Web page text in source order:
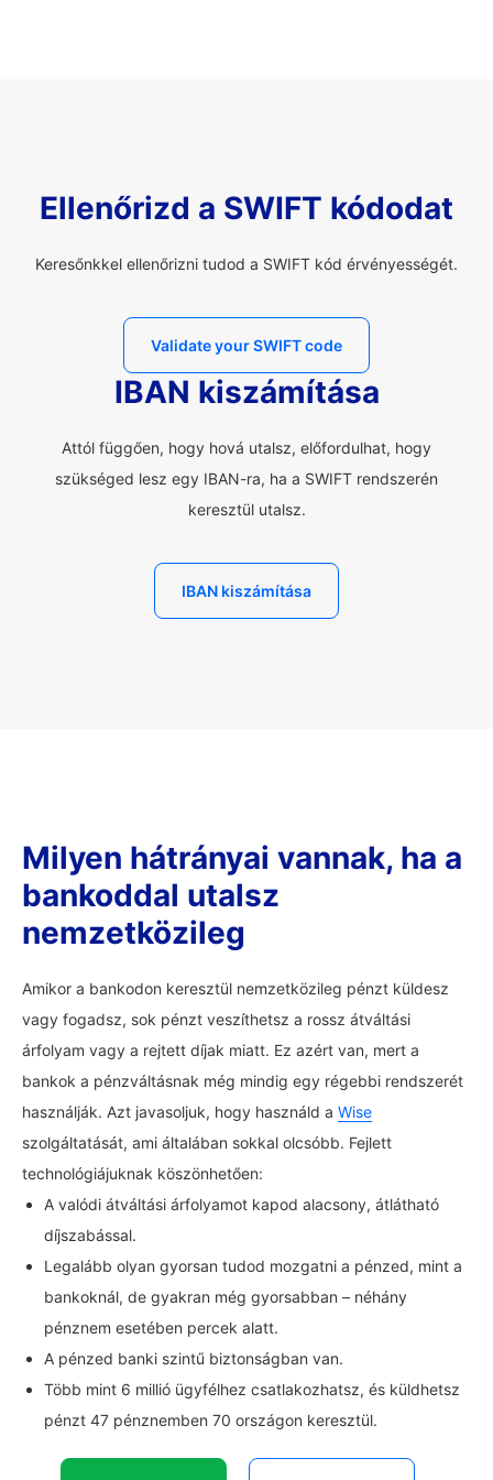
Ellenőrizd a SWIFT kódodat
Keresőnkkel ellenőrizni tudod a SWIFT kód érvényességét.
Validate your SWIFT code
IBAN kiszámítása
Attól függően, hogy hová utalsz, előfordulhat, hogy
szükséged lesz egy IBAN-ra, ha a SWIFT rendszerén
keresztül utalsz.
IBAN kiszámítása
Milyen hátrányai vannak, ha a
bankoddal utalsz
nemzetközileg
Amikor a bankodon keresztül nemzetközileg pénzt küldesz
vagy fogadsz, sok pénzt veszíthetsz a rossz átváltási
árfolyam vagy a rejtett díjak miatt. Ez azért van, mert a
bankok a pénzváltásnak még mindig egy régebbi rendszerét
használják. Azt javasoljuk, hogy használd a Wise
szolgáltatását, ami általában sokkal olcsóbb. Fejlett
technológiájuknak köszönhetően:
A valódi átváltási árfolyamot kapod alacsony, átlátható
díjszabással.
Legalább olyan gyorsan tudod mozgatni a pénzed, mint a
bankoknál, de gyakran még gyorsabban – néhány
pénznem esetében percek alatt.
A pénzed banki szintű biztonságban van.
Több mint 6 millió ügyfélhez csatlakozhatsz, és küldhetsz
pénzt 47 pénznemben 70 országon keresztül.